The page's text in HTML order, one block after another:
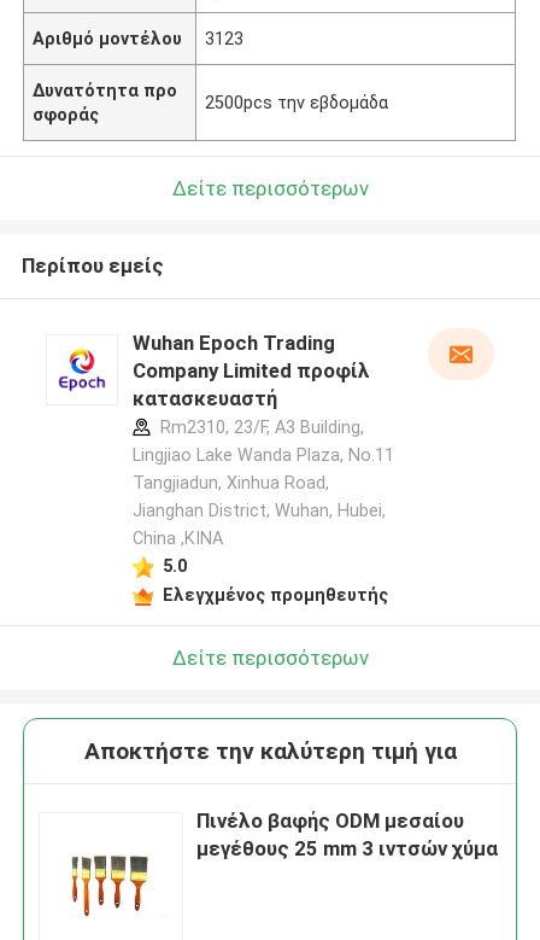
Αριθμό μοντέλου 3123
Δυνατότητα προ
σφοράς
2500pcs την εβδομάδα
Δείτε περισσότερων
Περίπου εμείς
Wuhan Epoch Trading
Company Limited προφίλ
κατασκευαστή
Rm2310, 23/F, A3 Building,
Lingjiao Lake Wanda Plaza, No.11
Tangjiadun, Xinhua Road,
Jianghan District, Wuhan, Hubei,
China ,ΚΙΝΑ
5.0
Ελεγχμένος προμηθευτής
Δείτε περισσότερων
Αποκτήστε την καλύτερη τιμή για
Πινέλο βαφής ODM μεσαίου
μεγέθους 25 mm 3 ιντσών χύμα